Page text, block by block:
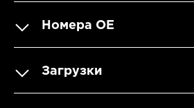
Номера OE
Загрузки